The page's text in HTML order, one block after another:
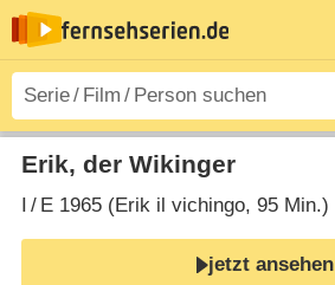
Erik, der Wikinger
/ E1965 (Erik il vichingo‎, 95 Min.)
jetzt ansehen